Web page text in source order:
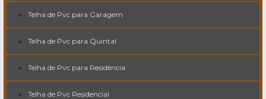
Telha de Pvc para Garagem
Telha de Pvc para Quintal
Telha de Pvc para Residência
Telha de Pvc Residencial